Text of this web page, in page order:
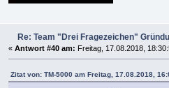
Re: Team "Drei Fragezeichen"
«Antwort #40 am: Freitag, 17.08.2018,
Zitat von: TM-5000 am Freitag, 17.08.2018,